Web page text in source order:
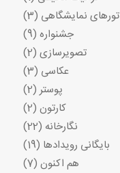
تورهای نمایشگاهی (3)
جشنواره (9)
تصویرسازی (2)
عکاسی (3)
پوستر (2)
کارتون (2)
نگارخانه (22)
بایگانی رویدادها (19)
هم اکنون (7)